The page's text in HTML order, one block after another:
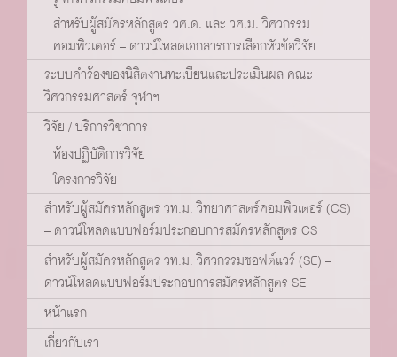
สำหรับผู้สมัครหลักสูตร วศ.ด. และ วศ.ม. วิศวกรรม
คอมพิวเตอร์ – ดาวน์โหลดเอกสารการเลือกหัวข้อวิจัย
ระบบคำร้องของนิสิตงานทะเบียนและประเมินผล คณะ
วิศวกรรมศาสตร์ จุฬาฯ
วิจัย / บริการวิชาการ
ห้องปฏิบัติการวิจัย
โครงการวิจัย
สำหรับผู้สมัครหลักสูตร วท.ม. วิทยาศาสตร์คอมพิวเตอร์ (CS)
– ดาวน์โหลดแบบฟอร์มประกอบการสมัครหลักสูตร CS
สำหรับผู้สมัครหลักสูตร วท.ม. วิศวกรรมซอฟต์แวร์ (SE) –
ดาวน์โหลดแบบฟอร์มประกอบการสมัครหลักสูตร SE
หน้าแรก
เกี่ยวกับเรา